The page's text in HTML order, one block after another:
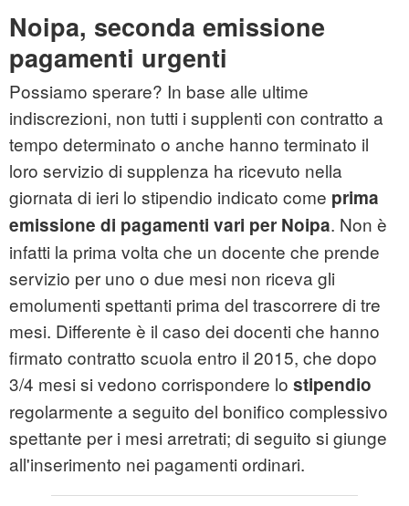
Noipa, seconda emissione
pagamenti urgenti
Possiamo sperare? In base alle ultime
indiscrezioni, non tutti i supplenti con contratto a
tempo determinato o anche hanno terminato il
loro servizio di supplenza ha ricevuto nella
giornata di ieri lo stipendio indicato come prima
emissione di pagamenti vari per Noipa. Non è
infatti la prima volta che un docente che prende
servizio per uno o due mesi non riceva gli
emolumenti spettanti prima del trascorrere di tre
mesi. Differente è il caso dei docenti che hanno
firmato contratto scuola entro il 2015, che dopo
3/4 mesi si vedono corrispondere lo stipendio
regolarmente a seguito del bonifico complessivo
spettante per i mesi arretrati; di seguito si giunge
all'inserimento nei pagamenti ordinari.